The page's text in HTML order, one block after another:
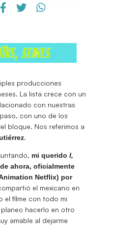
producciones
La lista crece con un
con nuestras
con uno de los
bloque. Nos referimos a
.
mi querido I,
ahora, oficialmente
Netflix) por
el mexicano en
el filme con todo mi
hacerlo en otro
amable al dejarme